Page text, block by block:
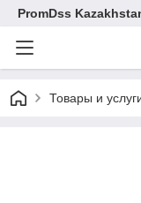
PromDss
Товары и